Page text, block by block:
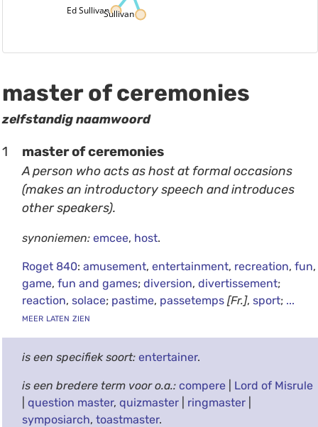
Ed SullivanSullivan
master of ceremonies
zelfstandig naamwoord
1 master of ceremonies
A person who acts as host at formal occasions
(makes an introductory speech and introduces
other speakers).
synoniemen: emcee, host.
Roget 840: amusement, entertainment, recreation, fun,
game, fun and games; diversion, divertissement;
reaction, solace; pastime, passetemps[Fr.], sport;...
meer laten zien
is een specifiek soort: entertainer.
is een bredere term voor o.a.: compere| Lord of Misrule
question master, quizmaster| ringmaster|
symposiarch, toastmaster.